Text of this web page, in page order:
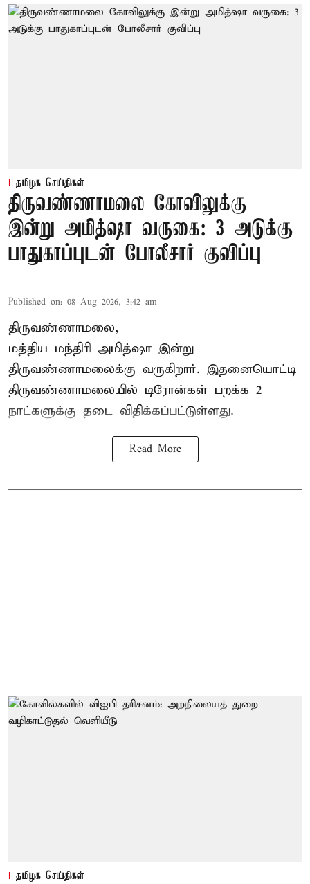
தமிழக செய்திகள்
திருவண்ணாமலை கோவிலுக்கு
இன்று அமித்ஷா வருகை: 3 அடுக்கு
பாதுகாப்புடன் போலீசார் குவிப்பு
Published on: 08 Aug 2026, 3:42 am
திருவண்ணாமலை,
மத்திய மந்திரி அமித்ஷா இன்று
திருவண்ணாமலைக்கு வருகிறார். இதனையொட்டி
திருவண்ணாமலையில் டிரோன்கள் பறக்க 2
நாட்களுக்கு தடை விதிக்கப்பட்டுள்ளது.
Read More
தமிழக செய்திகள்